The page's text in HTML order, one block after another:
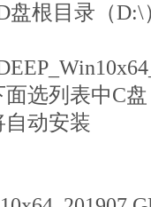
盘根目录（D:\
选列表中C
动安装